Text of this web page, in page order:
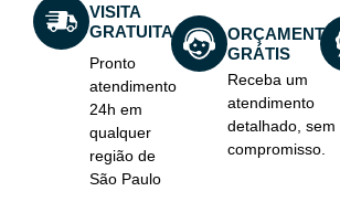
VISITA
GRATUITA
Pronto
atendimento
24h em
qualquer
região de
São Paulo
ORÇAMENTO
GRÁTIS
Receba um
atendimento
detalhado, sem
compromisso.